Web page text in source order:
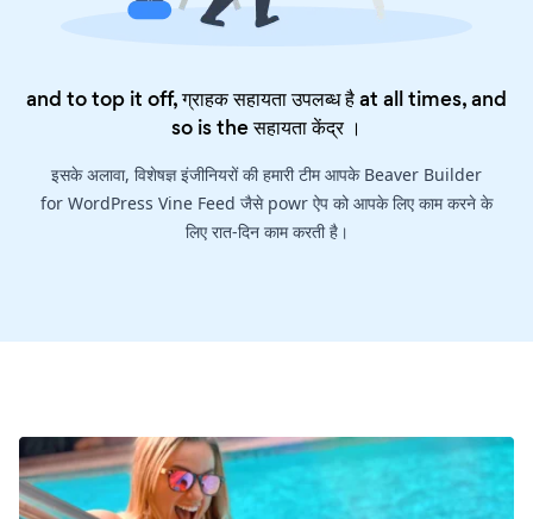
and to top it off, ग्राहक सहायता उपलब्ध है at all times, and
so is theसहायता केंद्र।
इसके अलावा, विशेषज्ञ इंजीनियरों की हमारी टीम आपके Beaver Builder
for WordPress Vine Feed जैसे powr ऐप को आपके लिए काम करने के
लिए रात-दिन काम करती है।